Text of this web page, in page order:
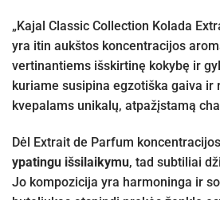
„Kajal Classic Collection Kolada
yra itin aukštos koncentracijos
vertinantiems išskirtinę kokybę ir
kuriame susipina egzotiška gaiva ir
kvepalams unikalų, atpažįstamą
Dėl Extrait de Parfum
ypatingu išsilaikymu, tad subtiliai
Jo kompozicija yra harmoninga ir